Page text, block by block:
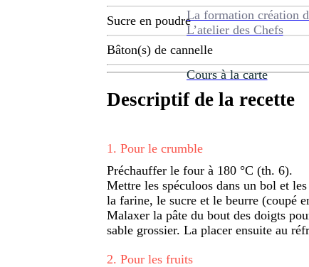
La formation création
L’atelier des Chefs
Cours à la carte
Sucre en poudre
Bâton(s) de cannelle
Descriptif de la recette
1 . Pour le crumble
Préchauffer le four à 180 °C (th. 6).
Mettre les spéculoos dans un bol et
la farine, le sucre et le beurre (coupé
Malaxer la pâte du bout des doigts
sable grossier. La placer ensuite au
2. Pour les fruits